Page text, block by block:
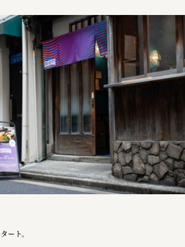
二万匹
アント 日南市／設計・施工 株式会社乃
チゴ
株式会社 / 大樹町役場企画商工課航空宇
ジページ​
社
ート。